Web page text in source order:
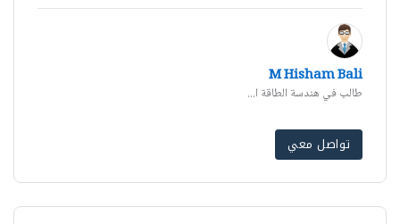
M Hisham Bali
طالب في هندسة الطاقة ا...
تواصل معي